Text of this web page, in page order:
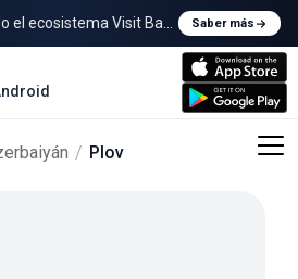
el ecosistema Visit Baku Saber más
/ Plov